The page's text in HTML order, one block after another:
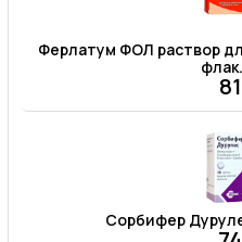
Ферлатум ФОЛ раствор
Сорбифер